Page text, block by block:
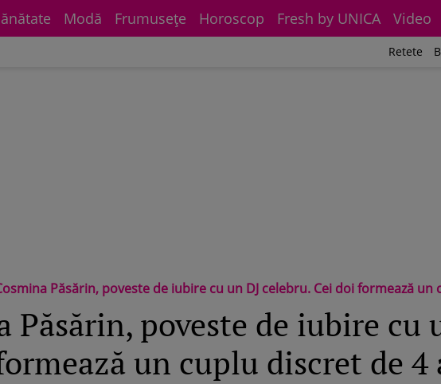
Modă Frumuseţe Horoscop Fresh by UNICA Video
Retete
Păsărin, poveste de iubire cu un DJ celebru. Cei doi formează un
Păsărin, poveste de iubire cu
un cuplu discret de 4